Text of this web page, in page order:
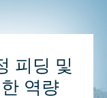
피딩 및
역량